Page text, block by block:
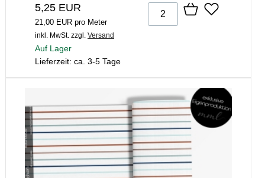
5,25 EUR
21,00 EUR pro Meter
inkl. MwSt. zzgl. Versand
Auf Lager
Lieferzeit: ca. 3-5 Tage